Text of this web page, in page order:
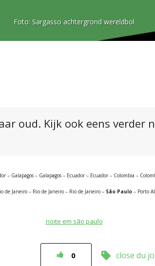
Foto: Sargasso achtergrond wereldbol
oud. Kijk ook eens verder
– Galapagos – Galapagos – Ecuador – Ecuador – Colombia –
Janeiro – Rio de Janeiro – Rio de Janeiro – São Paulo – Porto
noite em são paulo
0 close du